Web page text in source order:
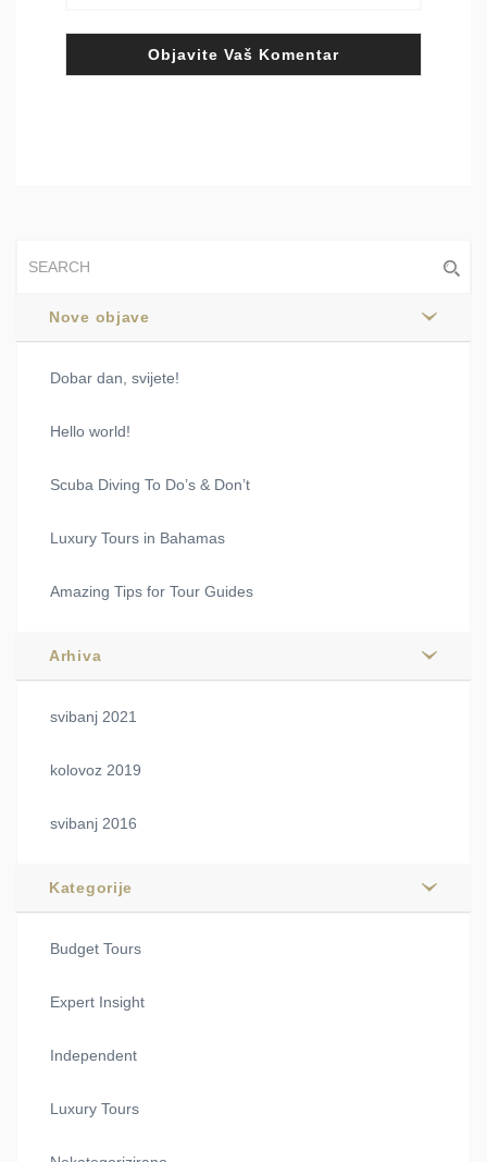
Nove objave
Dobar dan, svijete!
Hello world!
Scuba Diving To Do’s & Don’t
Luxury Tours in Bahamas
Amazing Tips for Tour Guides
Arhiva
svibanj 2021
kolovoz 2019
svibanj 2016
Kategorije
Budget Tours
Expert Insight
Independent
Luxury Tours